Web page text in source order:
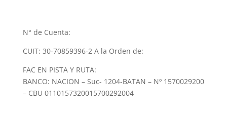
N° de Cuenta:
CUIT: 30-70859396-2 A la Orden de:
FAC EN PISTA Y RUTA:
BANCO: NACION – Suc- 1204-BATAN – Nº 1570029200
– CBU 0110157320015700292004